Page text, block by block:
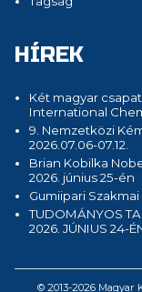
HÍREK
Két magyar
International
9. Nemzetközi
2026.07.06-07.12.
Brian Kobilka
2026. június 25-én
Gumiipari Szakmai
TUDOMÁNYOS
2026. JÚNIUS 24-
© 2013-2026 Magyar